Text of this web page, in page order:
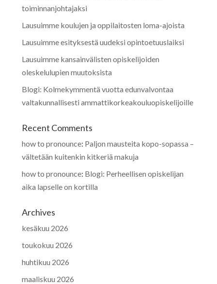
toiminnanjohtajaksi
Lausuimme koulujen ja oppilaitosten loma-ajoista
Lausuimme esityksestä uudeksi opintoetuuslaiksi
Lausuimme kansainvälisten opiskelijoiden
oleskelulupien muutoksista
Blogi: Kolmekymmentä vuotta edunvalvontaa
valtakunnallisesti ammattikorkeakouluopiskelijoille
Recent Comments
how to pronounce: Paljon mausteita kopo-sopassa –
vältetään kuitenkin kitkeriä makuja
how to pronounce: Blogi: Perheellisen opiskelijan
aika lapselle on kortilla
Archives
kesäkuu 2026
toukokuu 2026
huhtikuu 2026
maaliskuu 2026